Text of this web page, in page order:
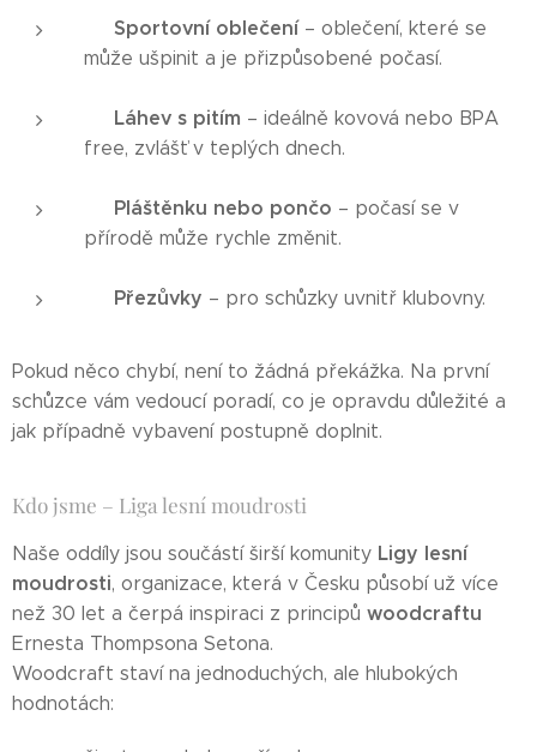
Sportovní oblečení– oblečení, které se
může ušpinit a je přizpůsobené počasí.
Láhev s pitím – ideálně kovová nebo BPA
free, zvlášť v teplých dnech.
Pláštěnku nebo pončo – počasí se v
přírodě může rychle změnit.
Přezůvky – pro schůzky uvnitř klubovny.
Pokud něco chybí, není to žádná překážka. Na první
schůzce vám vedoucí poradí, co je opravdu důležité a
jak případně vybavení postupně doplnit.
Kdo jsme – Liga lesní moudrosti
Naše oddíly jsou součástí širší komunity Ligy lesní
moudrosti, organizace, která v Česku působí už více
než 30 let a čerpá inspiraci z principů woodcraftu
Ernesta Thompsona Setona.
Woodcraft staví na jednoduchých, ale hlubokých
hodnotách: